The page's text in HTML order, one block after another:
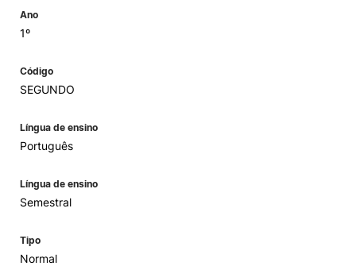
Ano
1º
Código
SEGUNDO
Língua de ensino
Português
Língua de ensino
Semestral
Tipo
Normal